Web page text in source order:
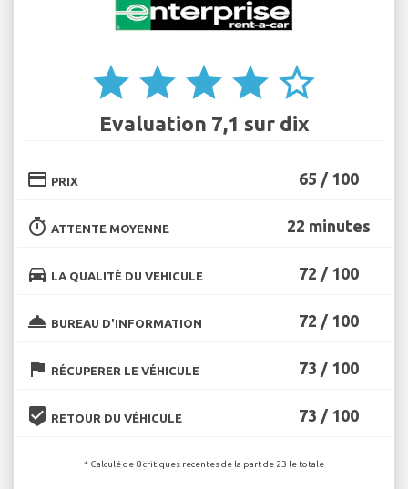
star star star star star_border
Evaluation 7,1 sur dix
credit_card PRIX 65 / 100
timer ATTENTE MOYENNE 22 minutes
directions_car LA QUALITÉ DU VEHICULE 72 / 100
room_service BUREAU D'INFORMATION 72 / 100
flag RÉCUPERER LE VÉHICULE 73 / 100
beenhere RETOUR DU VÉHICULE 73 / 100
* Calculé de 8 critiques recentes de la part de 23 le totale